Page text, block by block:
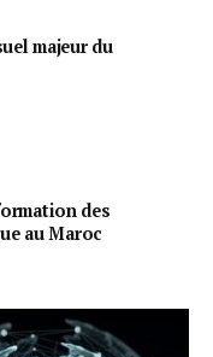
majeur du
des
au Maroc